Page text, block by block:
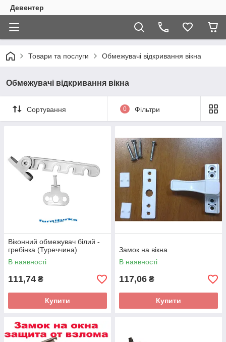
Девентер
Товари та послуги Обмежувачі відкривання вікна
Обмежувачі відкривання вікна
Сортування 0 Фільтри
Віконний обмежувач білий -
гребінка (Туреччина)
В наявності
111,74 ₴
Купити
Замок на вікна
В наявності
117,06 ₴
Купити